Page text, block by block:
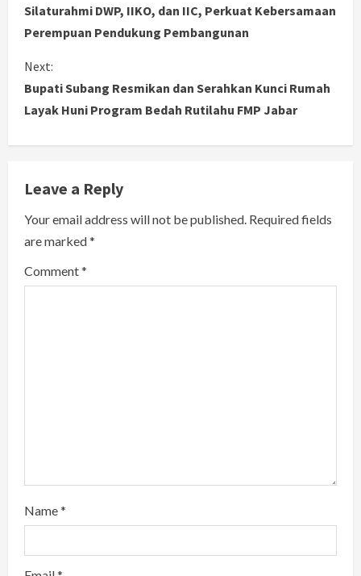
o
n
t
i
n
u
e
R
e
Silaturahmi DWP, IIKO, dan IIC, Perkuat Kebersamaan
Perempuan Pendukung Pembangunan
Next:
Bupati Subang Resmikan dan Serahkan Kunci Rumah
Layak Huni Program Bedah Rutilahu FMP Jabar
Leave a Reply
Your email address will not be published. Required fields
are marked*
Comment*
Name*